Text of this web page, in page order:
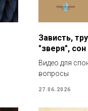
Зависть,
"зверя",
Видео для
вопросы
27.06.2026